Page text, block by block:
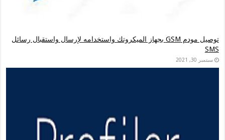
توصيل مودم GSM بجهاز الميكروتك واستخدامه لإرسال واستقبال رسائل